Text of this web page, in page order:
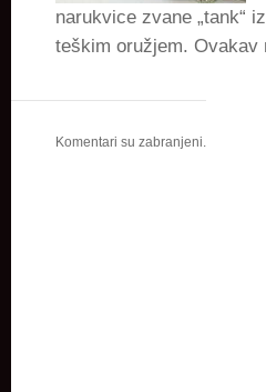
narukvice zvane „tank“
teškim oružjem. Ovakav
Komentari su zabranjeni.